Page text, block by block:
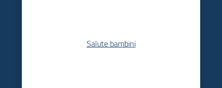
Salute bambini